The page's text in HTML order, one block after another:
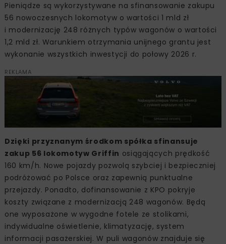
Pieniądze są wykorzystywane na sfinansowanie zakupu
56 nowoczesnych lokomotyw o wartości 1 mld zł
i modernizację 248 różnych typów wagonów o wartości
1,2 mld zł. Warunkiem otrzymania unijnego grantu jest
wykonanie wszystkich inwestycji do połowy 2026 r.
REKLAMA
Dzięki przyznanym środkom spółka sfinansuje
zakup 56 lokomotyw Griffin osiągających prędkość
160 km/h. Nowe pojazdy pozwolą szybciej i bezpieczniej
podróżować po Polsce oraz zapewnią punktualne
przejazdy. Ponadto, dofinansowanie z KPO pokryje
koszty związane z modernizacją 248 wagonów. Będą
one wyposażone w wygodne fotele ze stolikami,
indywidualne oświetlenie, klimatyzację, system
informacji pasażerskiej. W puli wagonów znajduje się